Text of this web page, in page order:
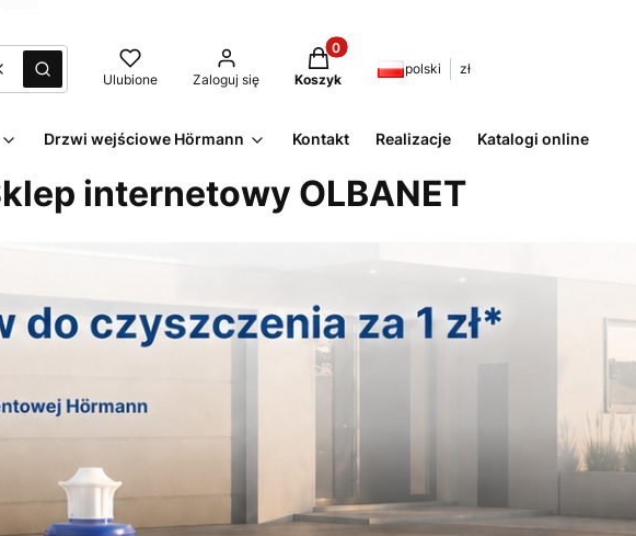
Szukaj Ulubione Zaloguj się
Produkty w koszyku: 0. Zobacz szczegóły
Koszyk
polski zł
Drzwi wejściowe Hörmann Kontakt Realizacje Katalogi online
internetowy OLBANET